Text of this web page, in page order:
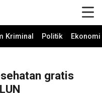
Kriminal Politik
gratis